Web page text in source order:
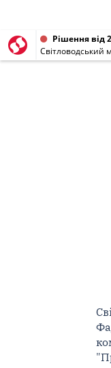
Рішення від
Світловодський